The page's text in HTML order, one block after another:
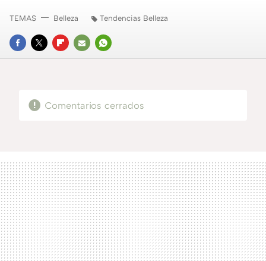
FACEBOOK
TWITTERFLIPBOARD
E-
WHATSAPP
TEMAS Belleza Tendencias Belleza
Comentarios cerrados